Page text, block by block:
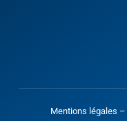
Mentions légales –